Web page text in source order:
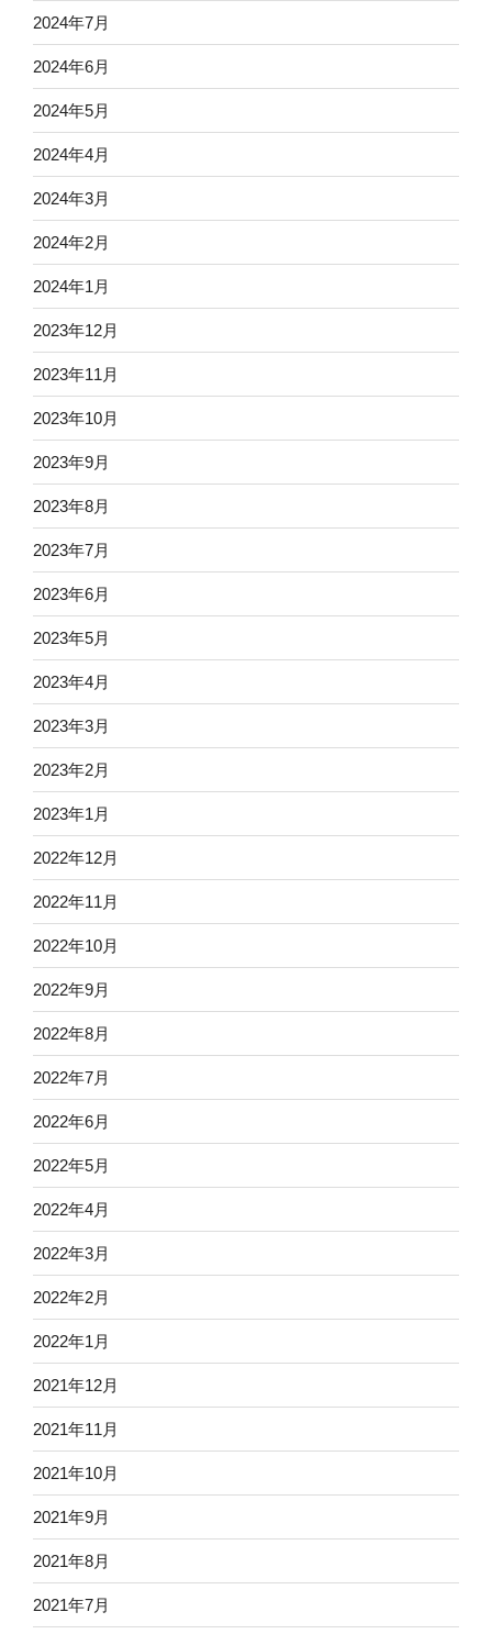
2024年7月
2024年6月
2024年5月
2024年4月
2024年3月
2024年2月
2024年1月
2023年12月
2023年11月
2023年10月
2023年9月
2023年8月
2023年7月
2023年6月
2023年5月
2023年4月
2023年3月
2023年2月
2023年1月
2022年12月
2022年11月
2022年10月
2022年9月
2022年8月
2022年7月
2022年6月
2022年5月
2022年4月
2022年3月
2022年2月
2022年1月
2021年12月
2021年11月
2021年10月
2021年9月
2021年8月
2021年7月